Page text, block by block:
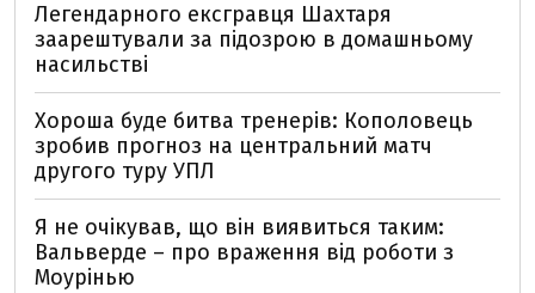
Легендарного ексгравця Шахтаря
заарештували за підозрою в домашньому
насильстві
Хороша буде битва тренерів: Кополовець
зробив прогноз на центральний матч
другого туру УПЛ
Я не очікував, що він виявиться таким:
Вальверде – про враження від роботи з
Моурінью